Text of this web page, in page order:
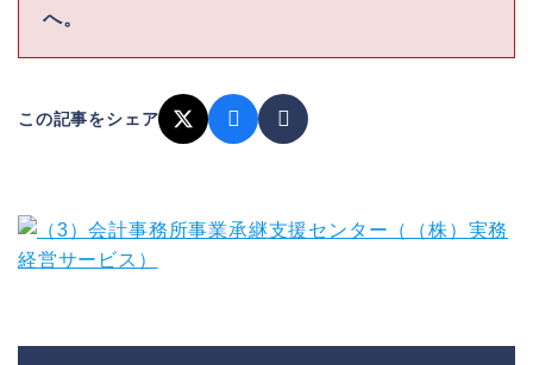
へ。
この記事をシェア